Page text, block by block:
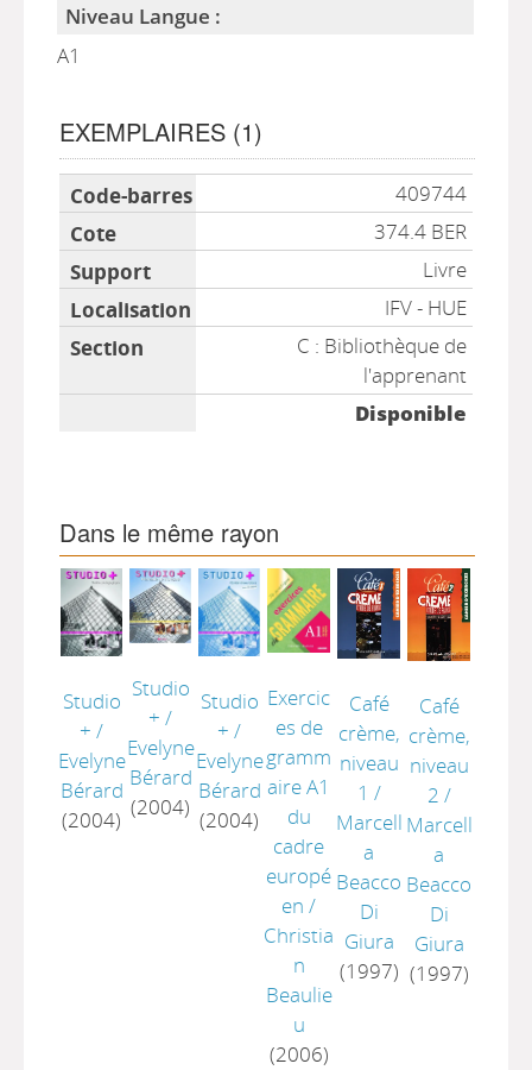
Niveau Langue :
A1
EXEMPLAIRES (1)
Liste des exemplaires
409744
374.4 BER
Livre
IFV - HUE
C : Bibliothèque de
l'apprenant
Disponible
Dans le même rayon
Studio
+ /
Evelyne
Bérard
(2004)
Studio
+ /
Evelyne
Bérard
(2004)
Studio
+ /
Evelyne
Bérard
(2004)
Exercic
es de
gramm
aire A1
du
cadre
europé
en /
Christia
n
Beaulie
u
(2006)
Café
crème,
niveau
1 /
Marcell
a
Beacco
Di
Giura
(1997)
Café
crème,
niveau
2 /
Marcell
a
Beacco
Di
Giura
(1997)